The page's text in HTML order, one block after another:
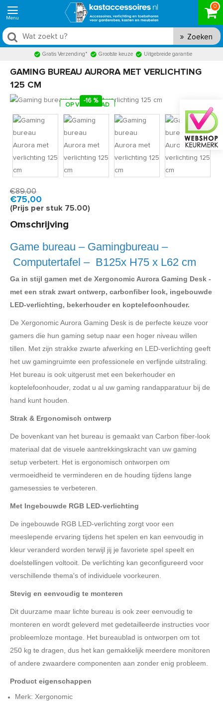
0
Zoeken
Gratis Verzending* Grootste keuze Uitgebreide garantie
GAMING BUREAU AURORA MET VERLICHTING
125 CM
OP VOORRAAD
-16 %
Snel in huis, 1 á 2 werkdagen
€89,00
€75,00
(Prijs per stuk 75.00)
Omschrijving
Game bureau – Gamingbureau –
Computertafel – B125x H75 x L62 cm
Ga in stijl gamen met de Xergonomic Aurora Gaming Desk -
met een strak zwart ontwerp, carbonfiber look, ingebouwde
LED-verlichting, bekerhouder en koptelefoonhouder.
De Xergonomic Aurora Gaming Desk is de perfecte keuze voor
gamers die hun gaming setup naar een hoger niveau willen
tillen. Met zijn strakke zwarte afwerking en LED-verlichting geeft
het uw gamingruimte een professionele en verfijnde uitstraling.
Het bureau is ook uitgerust met een bekerhouder en
koptelefoonhouder, zodat u al uw gaming randapparatuur bij de
hand kunt houden.
Strak & Ergonomisch ontwerp
De bovenkant van het bureau is gemaakt van Carbon fiber-look
materiaal dat de visuele aantrekkingskracht van uw gaming
setup verbetert. Het is ergonomisch ontworpen om
vermoeidheid te verminderen en de houding tijdens lange
gamesessies te verbeteren.
Met Ingebouwde RGB LED-verlichting
De ingebouwde RGB LED-verlichting zorgt voor een
meeslepende ervaring tijdens het spelen en kan eenvoudig in
kleur veranderd worden terwijl jij je favoriete spel speelt en
doelstellingen voltooit. De verlichting kan geconfigureerd voor
verschillende thema's of individuele voorkeuren.
Stevig en eenvoudig te monteren
Dit duurzame maar lichte bureau is ook zeer eenvoudig te
monteren en wordt geleverd met gedetailleerde instructies voor
probleemloze montage. Het bureaublad is ontworpen om tot
250 kg te dragen, dus het kan gemakkelijk meerdere monitoren
of andere zwaardere componenten aan zonder enig probleem.
Product eigenschappen
Merk: Xergonomic